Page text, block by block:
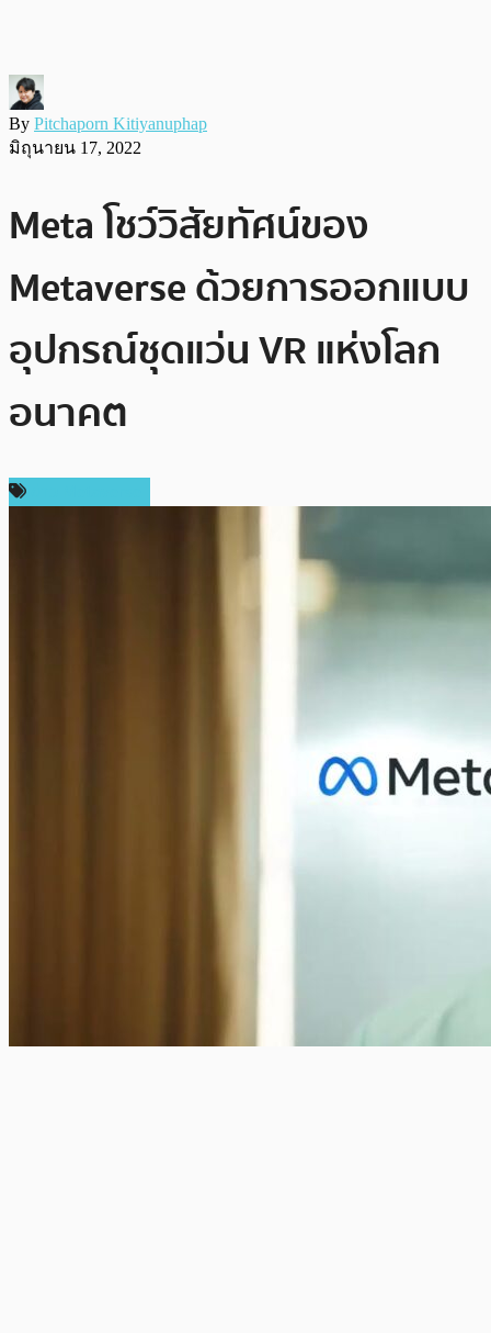
By Pitchaporn Kitiyanuphap
มิถุนายน 17, 2022
Meta โชว์วิสัยทัศน์ของ
Metaverse ด้วยการออกแบบ
อุปกรณ์ชุดแว่น VR แห่งโลก
อนาคต